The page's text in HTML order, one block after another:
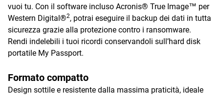
vuoi tu. Con il software incluso Acronis® True Image™ per
Western Digital®2, potrai eseguire il backup dei dati in tutta
sicurezza grazie alla protezione contro i ransomware.
Rendi indelebili i tuoi ricordi conservandoli sull’hard disk
portatile My Passport.
Formato compatto
Design sottile e resistente dalla massima praticità, ideale